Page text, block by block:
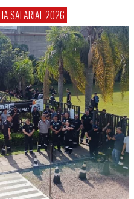
SALARIAL 2026